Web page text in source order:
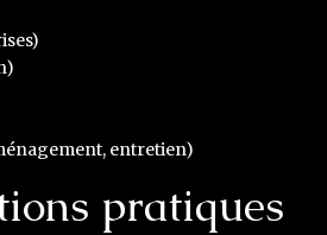
entretien)
pratiques